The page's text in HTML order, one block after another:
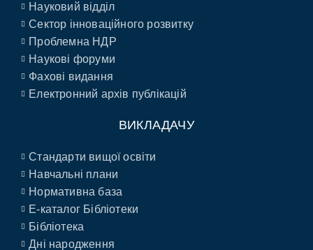
Науковий відділ
Сектор інноваційного розвитку
Проблемна НДР
Наукові форуми
Фахові видання
Електронний архів публікацій
ВИКЛАДАЧУ
Стандарти вищої освіти
Навчальні плани
Нормативна база
E-каталог Бібліотеки
Бібліотека
Дні народження